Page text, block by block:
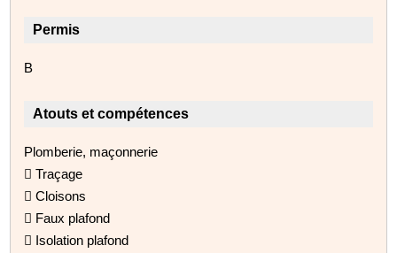
Permis
B
Atouts et compétences
Plomberie, maçonnerie
 Traçage
 Cloisons
 Faux plafond
 Isolation plafond